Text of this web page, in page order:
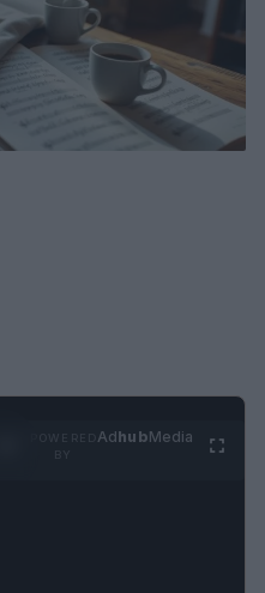
AdhubMedia